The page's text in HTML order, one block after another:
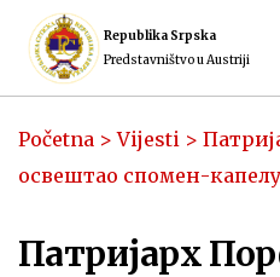
Republika Srpska
Predstavništvo u Austriji
Početna >Vijesti >
освештао спомен-
Патријарх